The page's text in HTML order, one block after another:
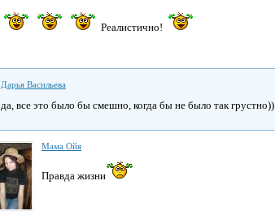
Реалистично!
Дарья Васильева
да, все это было бы смешно, когда бы не было так грустно))
Мама Ойя
Правда жизни